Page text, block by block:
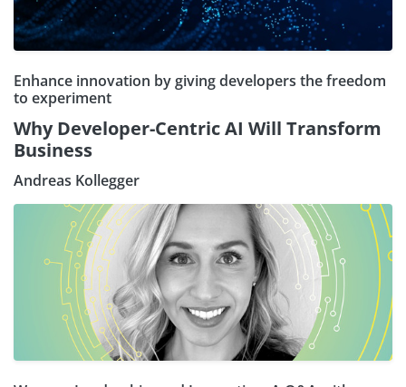
Enhance innovation by giving developers the freedom
to experiment
Why Developer-Centric AI Will Transform
Business
Andreas Kollegger